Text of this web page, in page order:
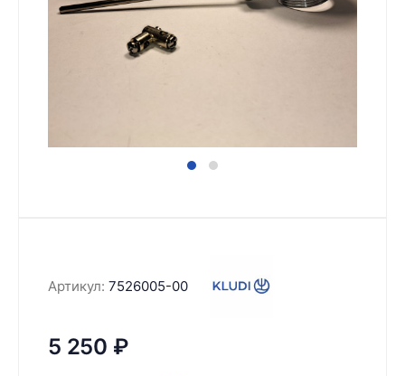
Артикул: 7526005-00
5 250 ₽